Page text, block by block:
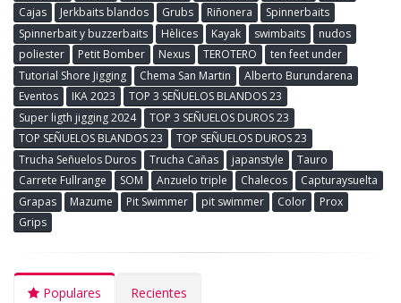
Cajas
Jerkbaits blandos Grubs Riñonera
Spinnerbaits
Spinnerbait y buzzerbaits
Hèlices Kayak swimbaits
nudos
poliester
Petit Bomber Nexus TEROTERO
ten feet under
Tutorial Shore Jigging
Chema San Martin
Alberto Burundarena
Eventos
IKA 2023
TOP 3 SEÑUELOS BLANDOS 23
Super ligth jigging 2024
TOP 3 SEÑUELOS DUROS 23
TOP SEÑUELOS BLANDOS 23
TOP SEÑUELOS DUROS 23
Trucha Señuelos Duros
Trucha Cañas japanstyle
Tauro
Carrete Fullrange
SOM Anzuelo triple Chalecos
Capturaysuelta
Grapas
Mazume Pit Swimmer pit swimmer Color
Prox
Grips
Populares Recientes